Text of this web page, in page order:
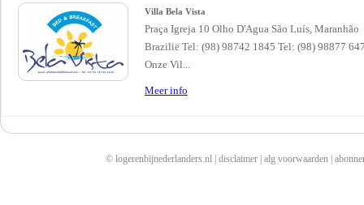
Villa Bela Vista
Praça Igreja 10 Olho D'Agua São Luís, Maranhão
Brazilië Tel: (98) 98742 1845 Tel: (98) 98877
Onze Vil...
Meer info
© logerenbijnederlanders.nl | disclaimer| alg voorwaarden|